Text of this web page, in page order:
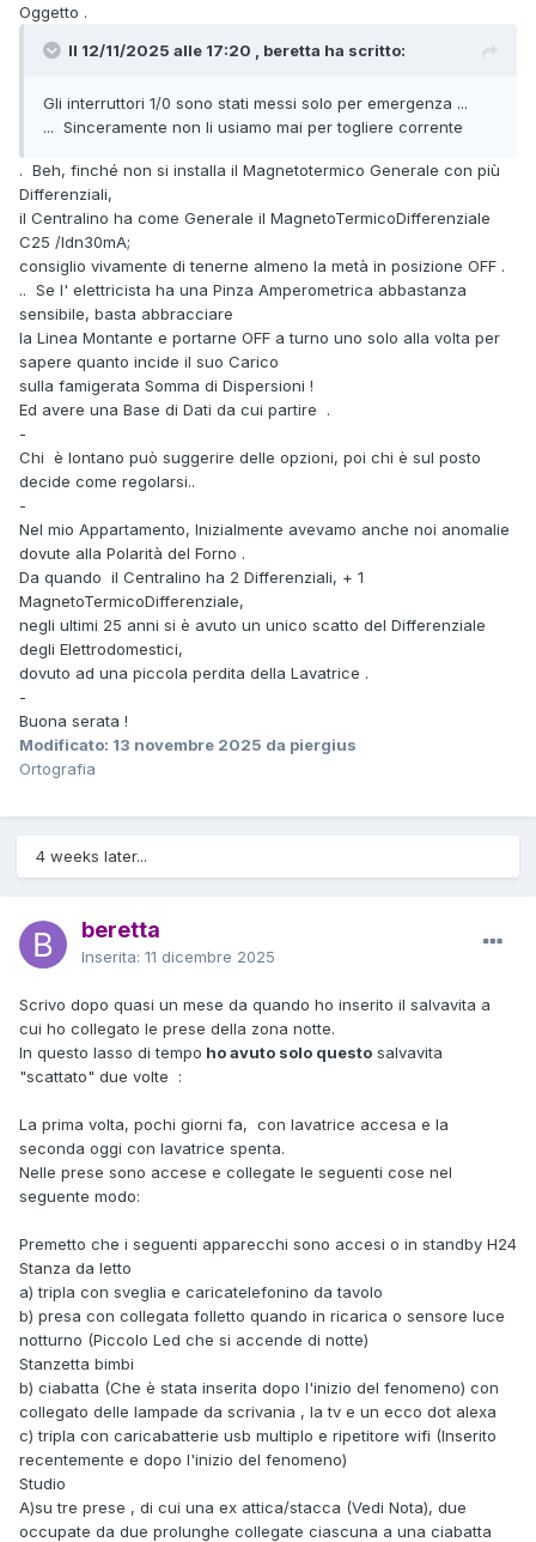
Oggetto .
Il 12/11/2025 alle 17:20 , beretta ha scritto:
Gli interruttori 1/0 sono stati messi solo per emergenza ...
... Sinceramente non li usiamo mai per togliere corrente
. Beh, finché non si installa il Magnetotermico Generale con più
Differenziali,
il Centralino ha come Generale il MagnetoTermicoDifferenziale
C25 /Idn30mA;
consiglio vivamente di tenerne almeno la metà in posizione OFF .
.. Se l' elettricista ha una Pinza Amperometrica abbastanza
sensibile, basta abbracciare
la Linea Montante e portarne OFF a turno uno solo alla volta per
sapere quanto incide il suo Carico
sulla famigerata Somma di Dispersioni !
Ed avere una Base di Dati da cui partire .
-
Chi è lontano può suggerire delle opzioni, poi chi è sul posto
decide come regolarsi..
-
Nel mio Appartamento, Inizialmente avevamo anche noi anomalie
dovute alla Polarità del Forno .
Da quando il Centralino ha 2 Differenziali, + 1
MagnetoTermicoDifferenziale,
negli ultimi 25 anni si è avuto un unico scatto del Differenziale
degli Elettrodomestici,
dovuto ad una piccola perdita della Lavatrice .
-
Buona serata !
Modificato: 13 novembre 2025 da piergius
Ortografia
4 weeks later...
beretta
Inserita: 11 dicembre 2025
Scrivo dopo quasi un mese da quando ho inserito il salvavita a
cui ho collegato le prese della zona notte.
In questo lasso di tempo ho avuto solo questo salvavita
"scattato" due volte :
La prima volta, pochi giorni fa, con lavatrice accesa e la
seconda oggi con lavatrice spenta.
Nelle prese sono accese e collegate le seguenti cose nel
seguente modo:
Premetto che i seguenti apparecchi sono accesi o in standby H24
Stanza da letto
a) tripla con sveglia e caricatelefonino da tavolo
b) presa con collegata folletto quando in ricarica o sensore luce
notturno (Piccolo Led che si accende di notte)
Stanzetta bimbi
b) ciabatta (Che è stata inserita dopo l'inizio del fenomeno) con
collegato delle lampade da scrivania , la tv e un ecco dot alexa
c) tripla con caricabatterie usb multiplo e ripetitore wifi (Inserito
recentemente e dopo l'inizio del fenomeno)
Studio
A)su tre prese , di cui una ex attica/stacca (Vedi Nota), due
occupate da due prolunghe collegate ciascuna a una ciabatta